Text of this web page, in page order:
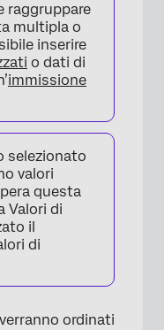
×
×
raggruppare
multipla o
inserire
o dati di
immissione
selezionato
valori
questa
Valori di
il
di
ordinati